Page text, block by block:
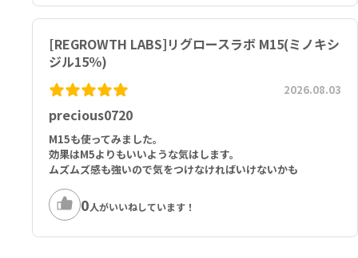
[REGROWTH LABS]リグロースラボ M15(ミノキシ
ジル15％)
precious0720
2026.08.03
M15も使ってみました。
効果はM5よりもいいような気はします。
ムズムズ感も強いので気をつけなければいけないかも
0人がいいねしています！